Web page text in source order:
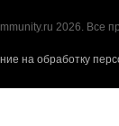
2026. Все
на обработку